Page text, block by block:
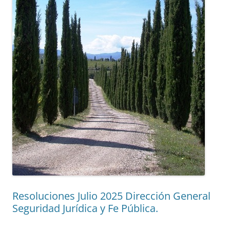
Resoluciones Julio 2025 Dirección General
Seguridad Jurídica y Fe Pública.